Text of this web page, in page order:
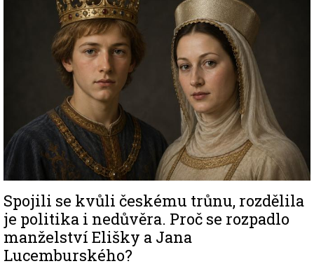
Spojili se kvůli českému trůnu, rozdělila
je politika i nedůvěra. Proč se rozpadlo
manželství Elišky a Jana
Lucemburského?